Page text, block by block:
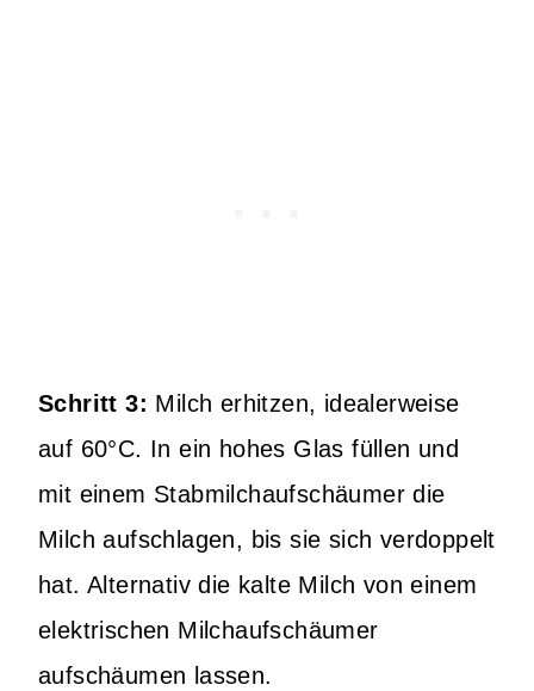
Schritt 3: Milch erhitzen, idealerweise
auf 60°C. In ein hohes Glas füllen und
mit einem Stabmilchaufschäumer die
Milch aufschlagen, bis sie sich verdoppelt
hat. Alternativ die kalte Milch von einem
elektrischen Milchaufschäumer
aufschäumen lassen.